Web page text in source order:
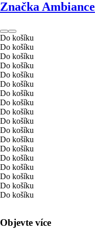
Značka Ambiance
Do košíku
Do košíku
Do košíku
Do košíku
Do košíku
Do košíku
Do košíku
Do košíku
Do košíku
Do košíku
Do košíku
Do košíku
Do košíku
Do košíku
Do košíku
Do košíku
Do košíku
Do košíku
Objevte více